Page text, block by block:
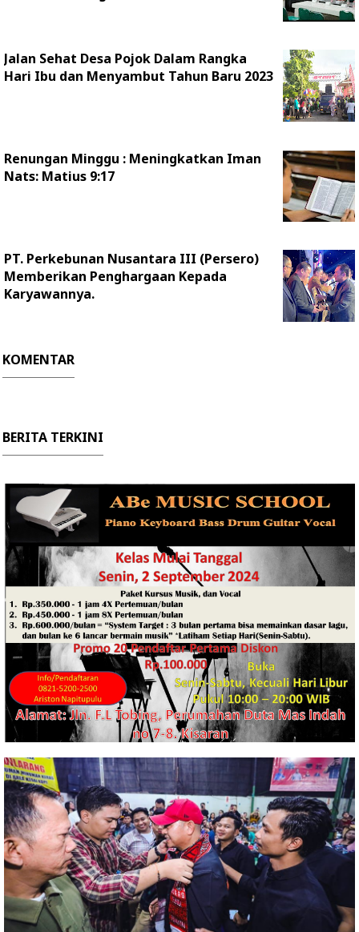
Jalan Sehat Desa Pojok Dalam Rangka
Hari Ibu dan Menyambut Tahun Baru 2023
Renungan Minggu : Meningkatkan Iman
Nats: Matius 9:17
PT. Perkebunan Nusantara III (Persero)
Memberikan Penghargaan Kepada
Karyawannya.
KOMENTAR
BERITA TERKINI